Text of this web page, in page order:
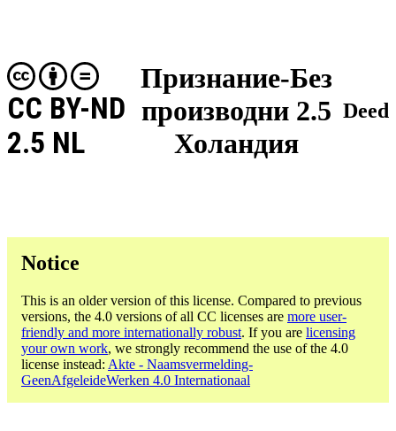
Признание-Без
производни 2.5
Холандия
CC BY-ND
2.5 NL
Deed
Notice
This is an older version of this license. Compared to previous
versions, the 4.0 versions of all CC licenses are more user-
friendly and more internationally robust. If you are licensing
your own work, we strongly recommend the use of the 4.0
license instead: Akte - Naamsvermelding-
GeenAfgeleideWerken 4.0 Internationaal